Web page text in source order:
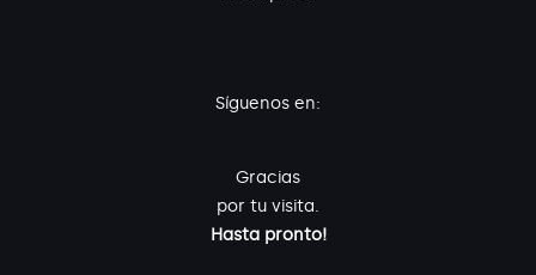
Síguenos en:
Gracias
por tu visita.
Hasta pronto!